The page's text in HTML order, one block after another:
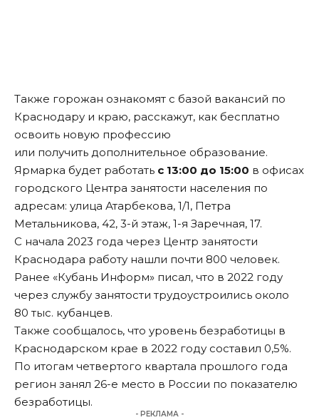
Также горожан ознакомят с базой вакансий по
Краснодару и краю, расскажут, как бесплатно
освоить новую профессию
или получить дополнительное образование.
Ярмарка будет работать с 13:00 до 15:00 в офисах
городского Центра занятости населения по
адресам: улица Атарбекова, 1/1, Петра
Метальникова, 42, 3-й этаж, 1-я Заречная, 17.
С начала 2023 года через Центр занятости
Краснодара работу нашли почти 800 человек.
Ранее «Кубань Информ» писал, что в 2022 году
через службу занятости трудоустроились около
80 тыс. кубанцев.
Также сообщалось, что уровень безработицы в
Краснодарском крае в 2022 году составил 0,5%.
По итогам четвертого квартала прошлого года
регион занял 26-е место в России по показателю
безработицы.
- РЕКЛАМА -